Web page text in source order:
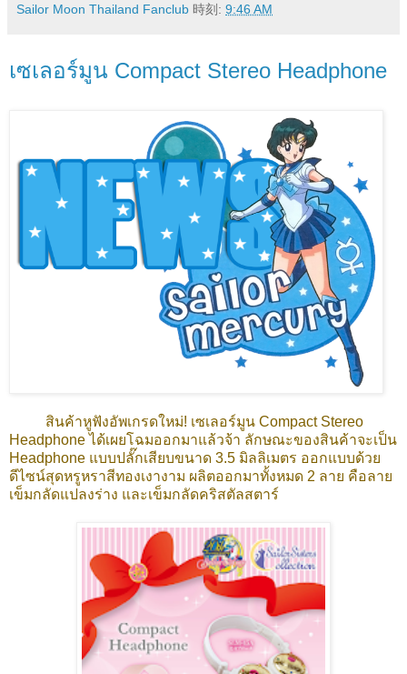
Sailor Moon Thailand Fanclub 時刻: 9:46 AM
เซเลอร์มูน Compact Stereo Headphone
สินค้าหูฟังอัพเกรดใหม่! เซเลอร์มูน Compact Stereo
Headphone ได้เผยโฉมออกมาแล้วจ้า ลักษณะของสินค้าจะเป็น
Headphone แบบปลั๊กเสียบขนาด 3.5 มิลลิเมตร ออกแบบด้วย
ดีไซน์สุดหรูหราสีทองเงางาม ผลิตออกมาทั้งหมด 2 ลาย คือลาย
เข็มกลัดแปลงร่าง และเข็มกลัดคริสตัลสตาร์